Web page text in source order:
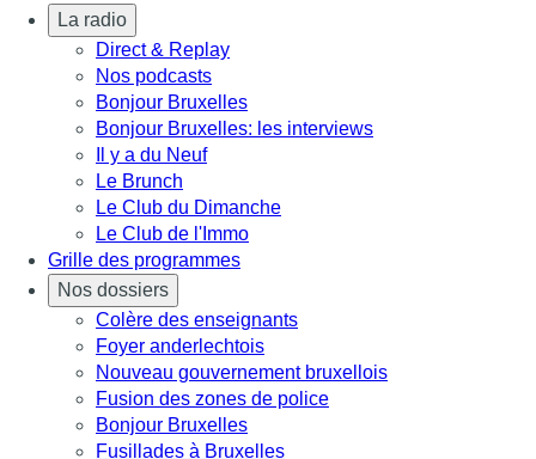
La radio
Direct & Replay
Nos podcasts
Bonjour Bruxelles
Bonjour Bruxelles: les interviews
Il y a du Neuf
Le Brunch
Le Club du Dimanche
Le Club de l'Immo
Grille des programmes
Nos dossiers
Colère des enseignants
Foyer anderlechtois
Nouveau gouvernement bruxellois
Fusion des zones de police
Bonjour Bruxelles
Fusillades à Bruxelles